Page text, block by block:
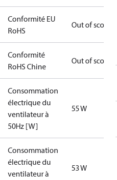
Conformité EU
RoHS
Out of scope
Conformité
RoHS Chine
Out of scope
Consommation
électrique du
ventilateur à
50Hz [W]
55 W
Consommation
électrique du
ventilateur à
53 W